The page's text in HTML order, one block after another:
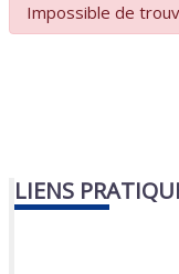
Impossible de
LIENS